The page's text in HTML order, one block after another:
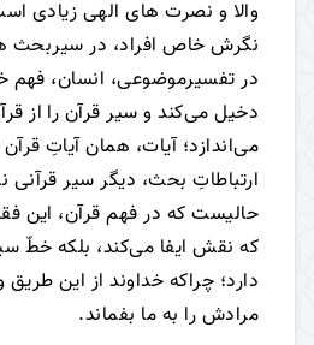
والا و نصرت های الهی زیادی
نگرش خاص افراد، در سیربحث
در تفسیرموضوعی، انسان، فهم
دخیل می‌کند و سیر قرآن را از
می‌اندازد؛ آیات، همان آیاتِ
ارتباطاتِ بحث، دیگر سیر
حالیست که در فهم قرآن، این
که نقش ایفا می‌کند، بلکه خطّ
دارد؛ چراکه خداوند از این طریق
مرادش را به ما بفماند.